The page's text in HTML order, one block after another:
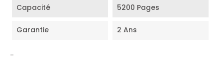
Capacité 5200 Pages
Garantie 2 Ans
-